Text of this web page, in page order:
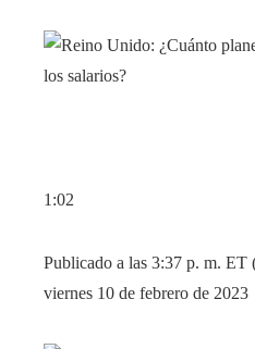
1:02
Publicado a las 3:37 p. m.
viernes 10 de febrero de 2023